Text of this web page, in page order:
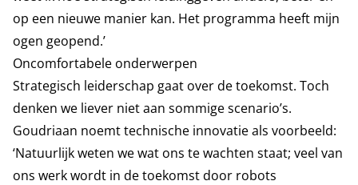
op een nieuwe manier kan. Het programma heeft mijn
ogen geopend.’
Oncomfortabele onderwerpen
Strategisch leiderschap gaat over de toekomst. Toch
denken we liever niet aan sommige scenario’s.
Goudriaan noemt technische innovatie als voorbeeld:
‘Natuurlijk weten we wat ons te wachten staat; veel van
ons werk wordt in de toekomst door robots